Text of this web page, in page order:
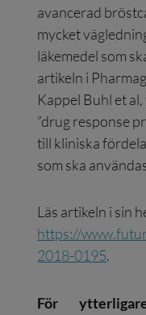
avancerad
mycket
läkemedel som
artikeln i
Kappel Buhl et
”drug response
till kliniska
som ska
Läs artikeln i sin
https://
2018-0195.
För